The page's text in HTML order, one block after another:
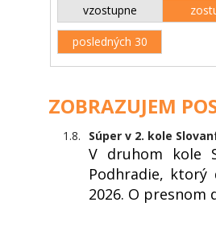
vzostupne
posledných 30
ZOBRAZUJEM
1.8. Súper v 2. kole
V druhom kole
Podhradie, ktorý
2026. O presnom